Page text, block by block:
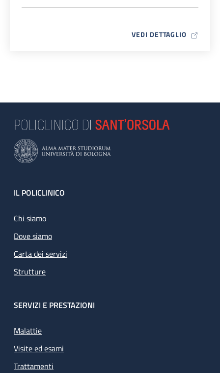
VEDI DETTAGLIO MAP ICON
Footer
IL POLICLINICO
Chi siamo
Dove siamo
Carta dei servizi
Strutture
SERVIZI E PRESTAZIONI
Malattie
Visite ed esami
Trattamenti